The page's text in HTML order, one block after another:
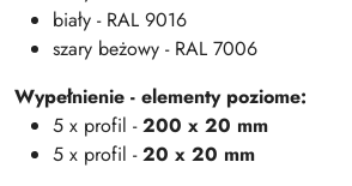
biały - RAL 9016
szary beżowy - RAL 7006
Wypełnienie - elementy poziome:
5 x profil -200 x 20 mm
5 x profil -20 x 20 mm